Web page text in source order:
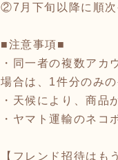
②7月下旬以降に順次
■注意事項■
・同一者の複数アカ
場合は、1件分のみの
・天候により、商品
・ヤマト運輸のネコ
【フレンド招待はも